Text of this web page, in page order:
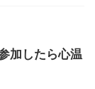
加したら心温